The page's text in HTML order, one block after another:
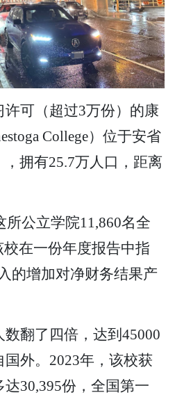
可（超过3万份）的康
College）位于安省
拥有25.7万人口，距离
所公立学院11,860名全
校在一份年度报告中指
的增加对净财务结果产
翻了四倍，达到45000
国外。2023年，该校获
30,395份，全国第一